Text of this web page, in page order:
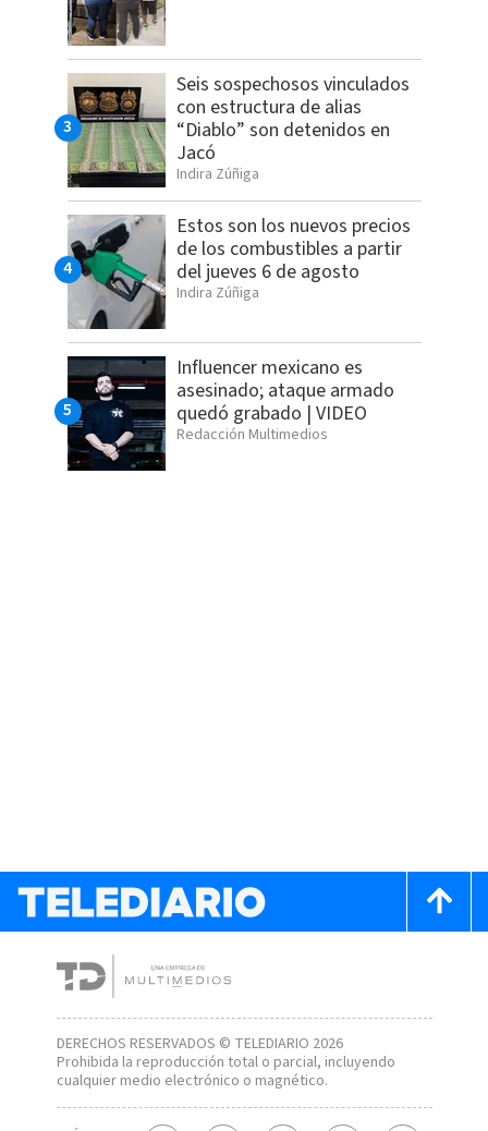
Seis sospechosos vinculados
con estructura de alias
“Diablo” son detenidos en
Jacó
Indira Zúñiga
Estos son los nuevos precios
de los combustibles a partir
del jueves 6 de agosto
Indira Zúñiga
Influencer mexicano es
asesinado; ataque armado
quedó grabado | VIDEO
Redacción Multimedios
DERECHOS RESERVADOS © TELEDIARIO 2026
Prohibida la reproducción total o parcial, incluyendo
cualquier medio electrónico o magnético.